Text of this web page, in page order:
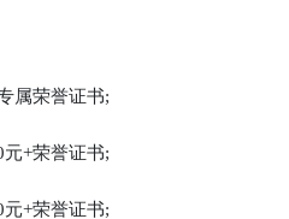
属荣誉证书;
+荣誉证书;
+荣誉证书;